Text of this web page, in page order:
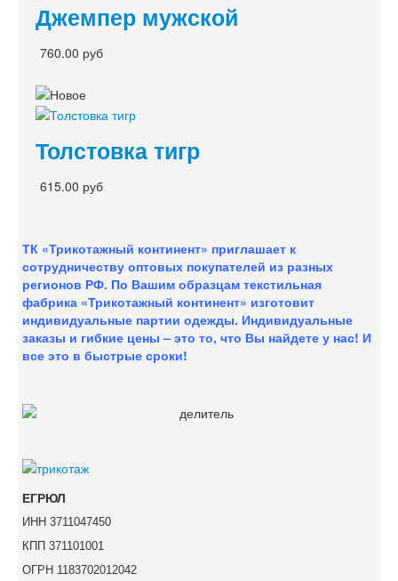
Джемпер мужской
760.00 руб
Толстовка тигр
615.00 руб
ТК «Трикотажный континент» приглашает к
сотрудничеству оптовых покупателей из разных
регионов РФ. По Вашим образцам текстильная
фабрика «Трикотажный континент» изготовит
индивидуальные партии одежды. Индивидуальные
заказы и гибкие цены – это то, что Вы найдете у нас! И
все это в быстрые сроки!
ЕГРЮЛ
ИНН 3711047450
КПП 371101001
ОГРН 1183702012042